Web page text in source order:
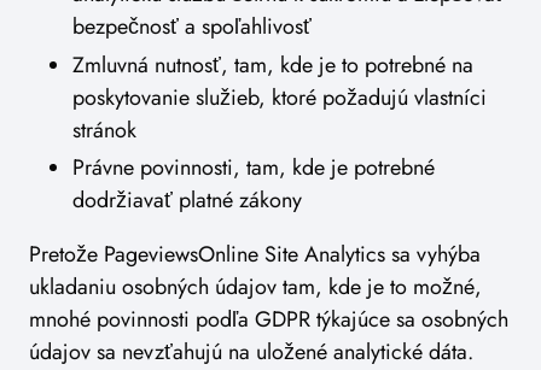
bezpečnosť a spoľahlivosť
Zmluvná nutnosť, tam, kde je to potrebné na
poskytovanie služieb, ktoré požadujú vlastníci
stránok
Právne povinnosti, tam, kde je potrebné
dodržiavať platné zákony
Pretože PageviewsOnline Site Analytics sa vyhýba
ukladaniu osobných údajov tam, kde je to možné,
mnohé povinnosti podľa GDPR týkajúce sa osobných
údajov sa nevzťahujú na uložené analytické dáta.